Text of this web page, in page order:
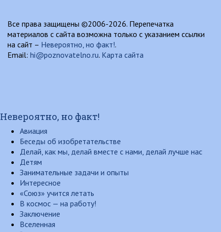
Все права защищены ©2006-2026. Перепечатка
материалов с сайта возможна только с указанием ссылки
на сайт – Невероятно, но факт!.
Email: hi@poznovatelno.ru. Карта сайта
Невероятно, но факт!
Авиация
Беседы об изобретательстве
Делай, как мы, делай вместе с нами, делай лучше нас
Детям
Занимательные задачи и опыты
Интересное
«Союз» учится летать
В космос — на работу!
Заключение
Вселенная